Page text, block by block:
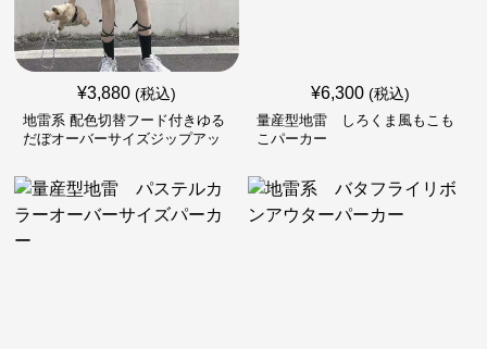
¥3,880 (税込)
地雷系 配色切替フード付きゆる
だぼオーバーサイズジップアッ
¥6,300 (税込)
量産型地雷 しろくま風もこも
こパーカー